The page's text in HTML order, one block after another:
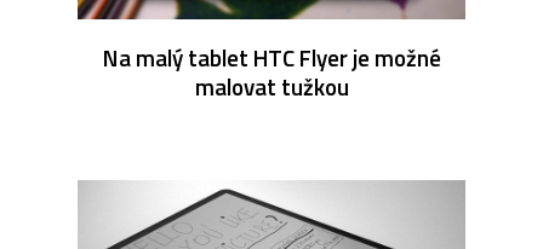
Na malý tablet HTC Flyer je možné
malovat tužkou